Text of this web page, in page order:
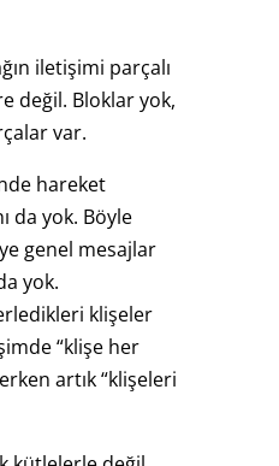
iletişimi parçalı
değil. Bloklar yok,
var.
hareket
da yok. Böyle
genel mesajlar
yok.
klişeler
“klişe her
artık “klişeleri